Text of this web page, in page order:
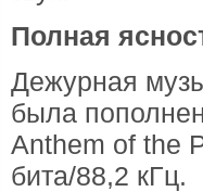
Полная
Дежурная
была
Anthem of the
бита/88,2 кГц.